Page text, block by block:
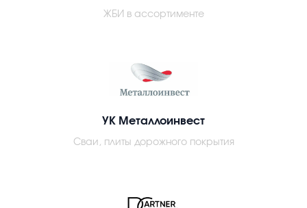
ЖБИ в ассортименте
УК Металлоинвест
Сваи, плиты дорожного покрытия